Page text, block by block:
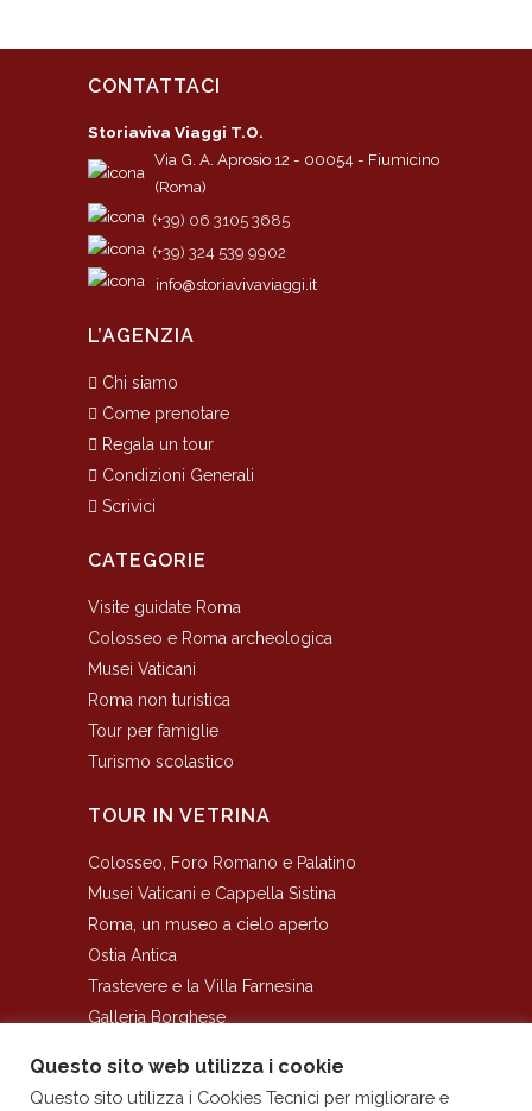
CONTATTACI
Storiaviva Viaggi T.O.
Via G. A. Aprosio 12 - 00054 - Fiumicino
(Roma)
(+39) 06 3105 3685
(+39) 324 539 9902
info@storiavivaviaggi.it
L’AGENZIA
Chi siamo
Come prenotare
Regala un tour
Condizioni Generali
Scrivici
CATEGORIE
Visite guidate Roma
Colosseo e Roma archeologica
Musei Vaticani
Roma non turistica
Tour per famiglie
Turismo scolastico
TOUR IN VETRINA
Colosseo, Foro Romano e Palatino
Musei Vaticani e Cappella Sistina
Roma, un museo a cielo aperto
Ostia Antica
Trastevere e la Villa Farnesina
Galleria Borghese
Questo sito web utilizza i cookie
Questo sito utilizza i Cookies Tecnici per migliorare e